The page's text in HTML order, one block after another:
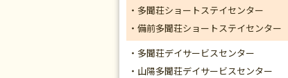
・多聞荘ショートステイセンター
・備前多聞荘ショートステイセンター
・多聞荘デイサービスセンター
・山陽多聞荘デイサービスセンター